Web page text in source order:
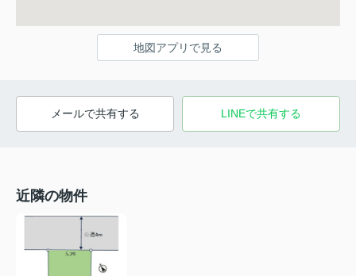
地図アプリで見る
メールで共有する LINEで共有する
近隣の物件